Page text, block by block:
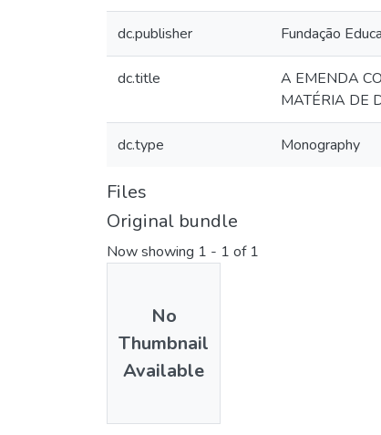
dc.publisher Fundação
dc.title
A EMENDA
MATÉRIA DE
dc.type Monography
Files
Original bundle
Now showing 1 - 1 of 1
No
Thumbnail
Available